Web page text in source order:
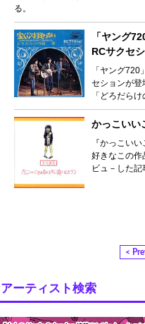
「ヤング
RCサクセ
「ヤング
セションが登
「どろだらけ
かっこいい
『かっこい
好きなこの作
ビュ－した
<
アーティスト検索